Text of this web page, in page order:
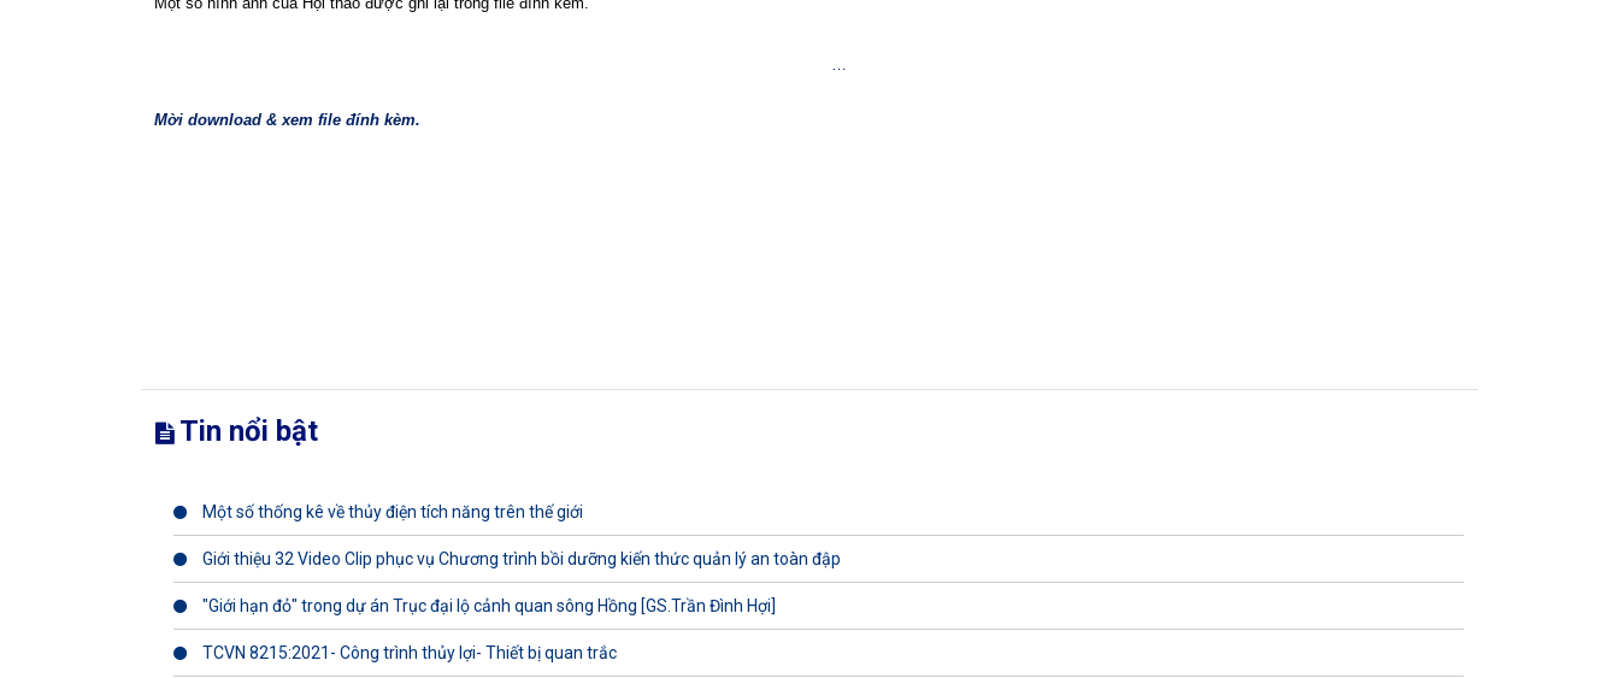
…
Mời download & xem file đính kèm.
Tin nổi bật
Một số thống kê về thủy điện tích năng trên thế giới
Giới thiệu 32 Video Clip phục vụ Chương trình bồi dưỡng kiến thức quản lý an toàn đập
"Giới hạn đỏ" trong dự án Trục đại lộ cảnh quan sông Hồng [GS.Trần Đình Hợi]
TCVN 8215:2021- Công trình thủy lợi- Thiết bị quan trắc